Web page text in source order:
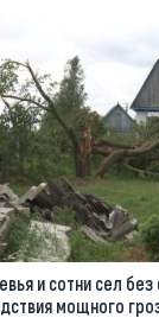
и сотни сел без
мощного